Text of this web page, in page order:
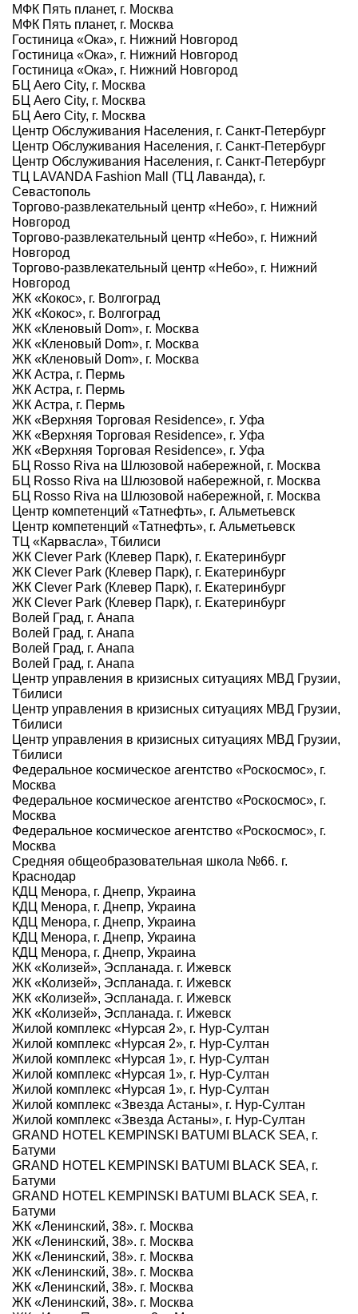
МФК Пять планет, г. Москва
МФК Пять планет, г. Москва
Гостиница «Ока», г. Нижний Новгород
Гостиница «Ока», г. Нижний Новгород
Гостиница «Ока», г. Нижний Новгород
БЦ Aero City, г. Москва
БЦ Aero City, г. Москва
БЦ Aero City, г. Москва
Центр Обслуживания Населения, г. Санкт-Петербург
Центр Обслуживания Населения, г. Санкт-Петербург
Центр Обслуживания Населения, г. Санкт-Петербург
ТЦ LAVANDA Fashion Mall (ТЦ Лаванда), г.
Севастополь
Торгово-развлекательный центр «Небо», г. Нижний
Новгород
Торгово-развлекательный центр «Небо», г. Нижний
Новгород
Торгово-развлекательный центр «Небо», г. Нижний
Новгород
ЖК «Кокос», г. Волгоград
ЖК «Кокос», г. Волгоград
ЖК «Кленовый Dom», г. Москва
ЖК «Кленовый Dom», г. Москва
ЖК «Кленовый Dom», г. Москва
ЖК Астра, г. Пермь
ЖК Астра, г. Пермь
ЖК Астра, г. Пермь
ЖК «Верхняя Торговая Residence», г. Уфа
ЖК «Верхняя Торговая Residence», г. Уфа
ЖК «Верхняя Торговая Residence», г. Уфа
БЦ Rosso Riva на Шлюзовой набережной, г. Москва
БЦ Rosso Riva на Шлюзовой набережной, г. Москва
БЦ Rosso Riva на Шлюзовой набережной, г. Москва
Центр компетенций «Татнефть», г. Альметьевск
Центр компетенций «Татнефть», г. Альметьевск
ТЦ «Карвасла», Тбилиси
ЖК Clever Park (Клевер Парк), г. Екатеринбург
ЖК Clever Park (Клевер Парк), г. Екатеринбург
ЖК Clever Park (Клевер Парк), г. Екатеринбург
ЖК Clever Park (Клевер Парк), г. Екатеринбург
Волей Град, г. Анапа
Волей Град, г. Анапа
Волей Град, г. Анапа
Волей Град, г. Анапа
Центр управления в кризисных ситуациях МВД Грузии,
Тбилиси
Центр управления в кризисных ситуациях МВД Грузии,
Тбилиси
Центр управления в кризисных ситуациях МВД Грузии,
Тбилиси
Федеральное космическое агентство «Роскосмос», г.
Москва
Федеральное космическое агентство «Роскосмос», г.
Москва
Федеральное космическое агентство «Роскосмос», г.
Москва
Средняя общеобразовательная школа №66. г.
Краснодар
КДЦ Менора, г. Днепр, Украина
КДЦ Менора, г. Днепр, Украина
КДЦ Менора, г. Днепр, Украина
КДЦ Менора, г. Днепр, Украина
КДЦ Менора, г. Днепр, Украина
ЖК «Колизей», Эспланада. г. Ижевск
ЖК «Колизей», Эспланада. г. Ижевск
ЖК «Колизей», Эспланада. г. Ижевск
ЖК «Колизей», Эспланада. г. Ижевск
Жилой комплекс «Нурсая 2», г. Нур-Султан
Жилой комплекс «Нурсая 2», г. Нур-Султан
Жилой комплекс «Нурсая 1», г. Нур-Султан
Жилой комплекс «Нурсая 1», г. Нур-Султан
Жилой комплекс «Нурсая 1», г. Нур-Султан
Жилой комплекс «Звезда Астаны», г. Нур-Султан
Жилой комплекс «Звезда Астаны», г. Нур-Султан
GRAND HOTEL KEMPINSKI BATUMI BLACK SEA, г.
Батуми
GRAND HOTEL KEMPINSKI BATUMI BLACK SEA, г.
Батуми
GRAND HOTEL KEMPINSKI BATUMI BLACK SEA, г.
Батуми
ЖК «Ленинский, 38». г. Москва
ЖК «Ленинский, 38». г. Москва
ЖК «Ленинский, 38». г. Москва
ЖК «Ленинский, 38». г. Москва
ЖК «Ленинский, 38». г. Москва
ЖК «Ленинский, 38». г. Москва